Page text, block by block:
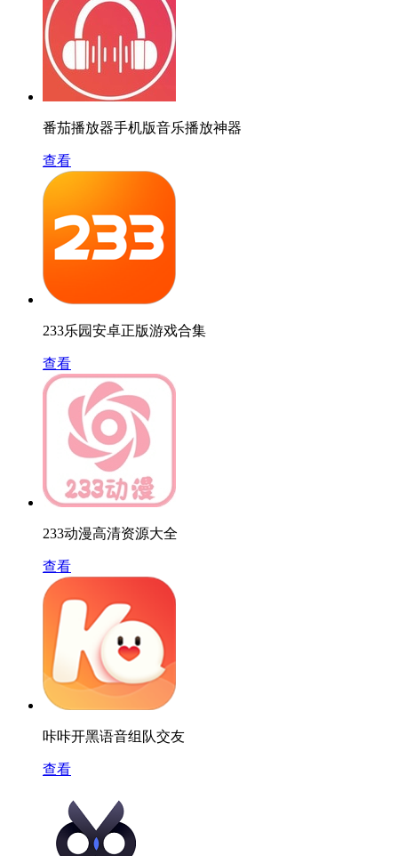
番茄播放器手机版音乐播放神器
查看
233乐园安卓正版游戏合集
查看
233动漫高清资源大全
查看
咔咔开黑语音组队交友
查看